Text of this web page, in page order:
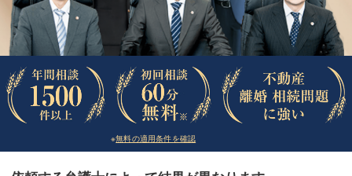
企業法務
労働問題（解雇，残業等）
刑事弁護
交通事故
※無料の適用条件を確認
企業法務
労働問題（解雇，残業等）
刑事弁護
交通事故